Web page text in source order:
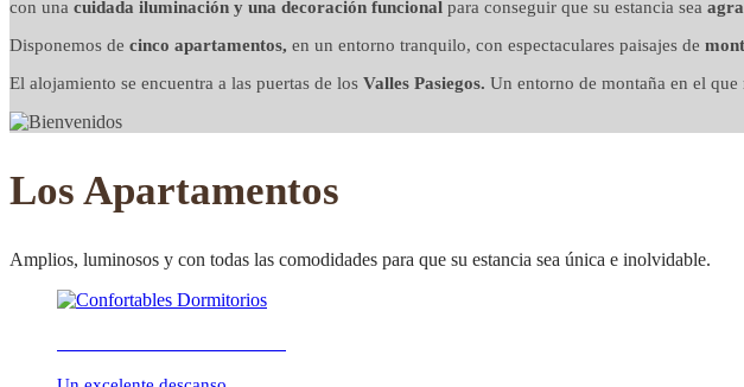
con una cuidada iluminación y una decoración funcional para conseguir que su estancia sea
Disponemos de cinco apartamentos, en un entorno tranquilo, con espectaculares paisajes de
El alojamiento se encuentra a las puertas de los Valles Pasiegos. Un entorno de montaña en el
Los Apartamentos
Amplios, luminosos y con todas las comodidades para que su estancia sea única e inolvidable.